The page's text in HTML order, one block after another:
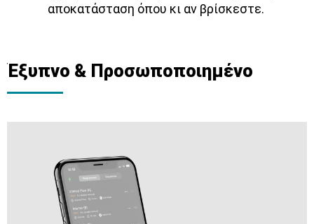
αποκατάσταση όπου κι αν βρίσκεστε.
Έξυπνο & Προσωποποιημένο